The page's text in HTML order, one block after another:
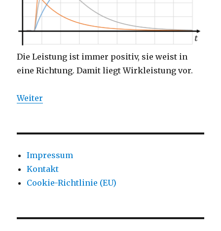
Die Leistung ist immer positiv, sie weist in
eine Richtung. Damit liegt Wirkleistung vor.
Weiter
Impressum
Kontakt
Cookie-Richtlinie (EU)